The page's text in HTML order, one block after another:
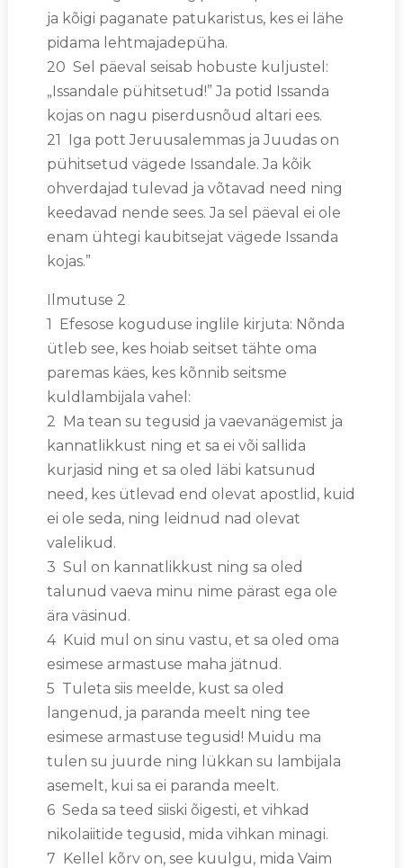
ja kõigi paganate patukaristus, kes ei lähe
pidama lehtmajadepüha.
20 Sel päeval seisab hobuste kuljustel:
„Issandale pühitsetud!” Ja potid Issanda
kojas on nagu piserdusnõud altari ees.
21 Iga pott Jeruusalemmas ja Juudas on
pühitsetud vägede Issandale. Ja kõik
ohverdajad tulevad ja võtavad need ning
keedavad nende sees. Ja sel päeval ei ole
enam ühtegi kaubitsejat vägede Issanda
kojas.”
Ilmutuse 2
1 Efesose koguduse inglile kirjuta: Nõnda
ütleb see, kes hoiab seitset tähte oma
paremas käes, kes kõnnib seitsme
kuldlambijala vahel:
2 Ma tean su tegusid ja vaevanägemist ja
kannatlikkust ning et sa ei või sallida
kurjasid ning et sa oled läbi katsunud
need, kes ütlevad end olevat apostlid, kuid
ei ole seda, ning leidnud nad olevat
valelikud.
3 Sul on kannatlikkust ning sa oled
talunud vaeva minu nime pärast ega ole
ära väsinud.
4 Kuid mul on sinu vastu, et sa oled oma
esimese armastuse maha jätnud.
5 Tuleta siis meelde, kust sa oled
langenud, ja paranda meelt ning tee
esimese armastuse tegusid! Muidu ma
tulen su juurde ning lükkan su lambijala
asemelt, kui sa ei paranda meelt.
6 Seda sa teed siiski õigesti, et vihkad
nikolaiitide tegusid, mida vihkan minagi.
7 Kellel kõrv on, see kuulgu, mida Vaim